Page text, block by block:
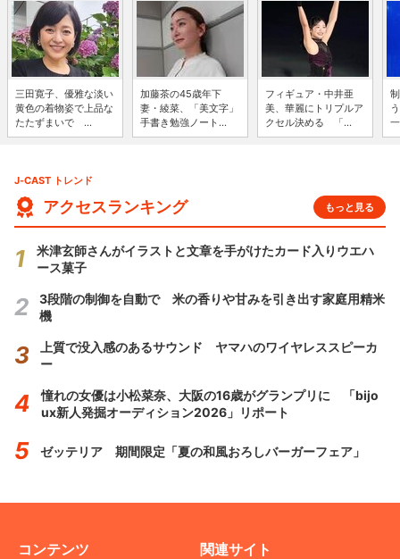
三田寛子、優雅な淡い
黄色の着物姿で上品な
たたずまいで ...
加藤茶の45歳年下
妻・綾菜、「美文字」
手書き勉強ノート...
フィギュア・中井亜
美、華麗にトリプルア
クセル決める 「...
J-CAST トレンド
アクセスランキング もっと見る
米津玄師さんがイラストと文章を手がけたカード入りウエハ
ース菓子
3段階の制御を自動で 米の香りや甘みを引き出す家庭用精米
機
上質で没入感のあるサウンド ヤマハのワイヤレススピーカ
ー
憧れの女優は小松菜奈、大阪の16歳がグランプリに 「bijo
ux新人発掘オーディション2026」リポート
ゼッテリア 期間限定「夏の和風おろしバーガーフェア」
コンテンツ 関連サイト